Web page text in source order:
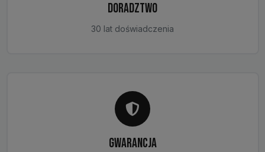
DORADZTWO
30 lat doświadczenia
GWARANCJA